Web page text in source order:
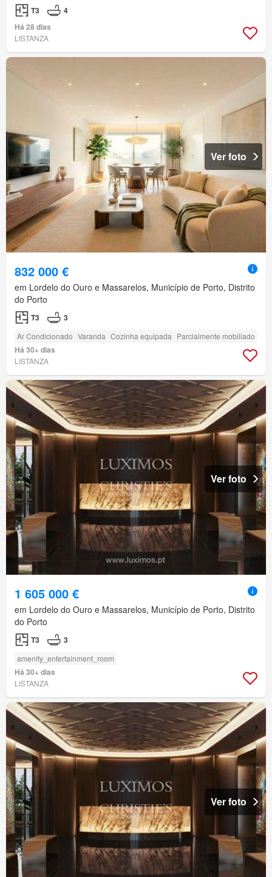
T3
4
Há 28 dias
LISTANZA
Ver foto
832 000 €
em Lordelo do Ouro e Massarelos, Município de Porto, Distrito
do Porto
T3 3
Ar Condicionado Varanda Cozinha equipada Parcialmente mobiliado
Há 30+ dias
LISTANZA
Ver foto
1 605 000 €
em Lordelo do Ouro e Massarelos, Município de Porto, Distrito
do Porto
T3 3
amenity_entertainment_room
Há 30+ dias
LISTANZA
Ver foto